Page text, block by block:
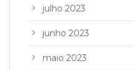
julho 2023
junho 2023
maio 2023